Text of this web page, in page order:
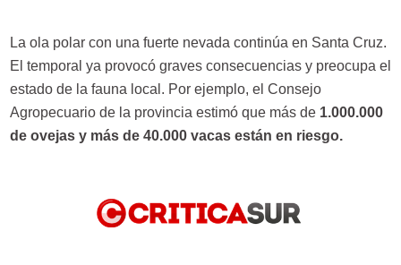
La ola polar con una fuerte nevada continúa en Santa Cruz.
El temporal ya provocó graves consecuencias y preocupa el
estado de la fauna local. Por ejemplo, el Consejo
Agropecuario de la provincia estimó que más de 1.000.000
de ovejas y más de 40.000 vacas están en riesgo.